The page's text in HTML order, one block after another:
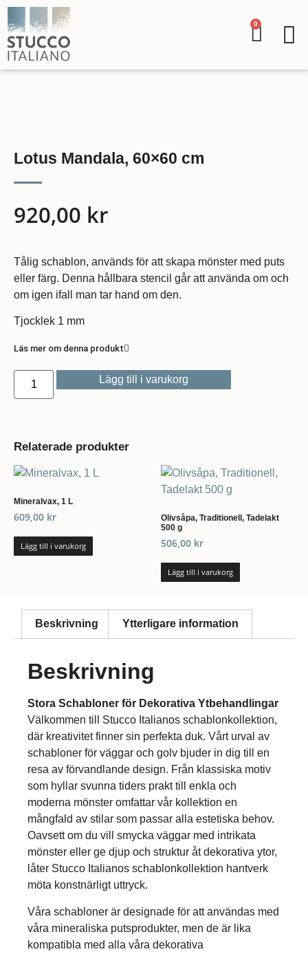
0
Lotus Mandala, 60×60 cm
920,00 kr
Tålig schablon, används för att skapa mönster med puts
eller färg. Denna hållbara stencil går att använda om och
om igen ifall man tar hand om den.
Tjocklek 1 mm
Läs mer om denna produkt
Lägg till i varukorg
Relaterade produkter
Mineralvax, 1 L
609,00 kr
Lägg till i varukorg
Olivsåpa, Traditionell, Tadelakt
500 g
506,00 kr
Lägg till i varukorg
Beskrivning Ytterligare information
Beskrivning
Stora Schabloner för Dekorativa Ytbehandlingar
Välkommen till Stucco Italianos schablonkollektion,
där kreativitet finner sin perfekta duk. Vårt urval av
schabloner för väggar och golv bjuder in dig till en
resa av förvandlande design. Från klassiska motiv
som hyllar svunna tiders prakt till enkla och
moderna mönster omfattar vår kollektion en
mångfald av stilar som passar alla estetiska behov.
Oavsett om du vill smycka väggar med intrikata
mönster eller ge djup och struktur åt dekorativa ytor,
låter Stucco Italianos schablonkollektion hantverk
möta konstnärligt uttryck.
Våra schabloner är designade för att användas med
våra mineraliska putsprodukter, men de är lika
kompatibla med alla våra dekorativa